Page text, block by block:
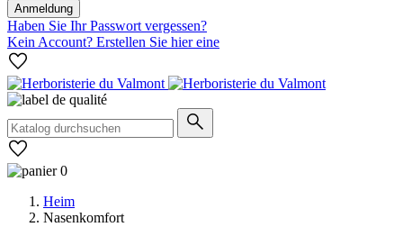
Anmeldung
Haben Sie Ihr Passwort vergessen?
Kein Account? Erstellen Sie hier eine
0
Heim
Nasenkomfort